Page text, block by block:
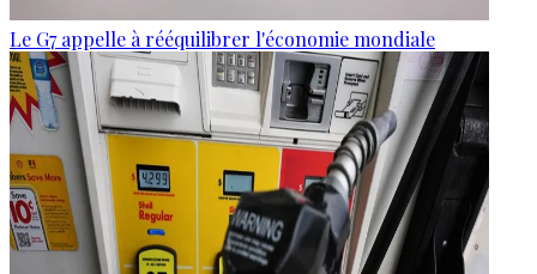
Le G7 appelle à rééquilibrer l'économie mondiale